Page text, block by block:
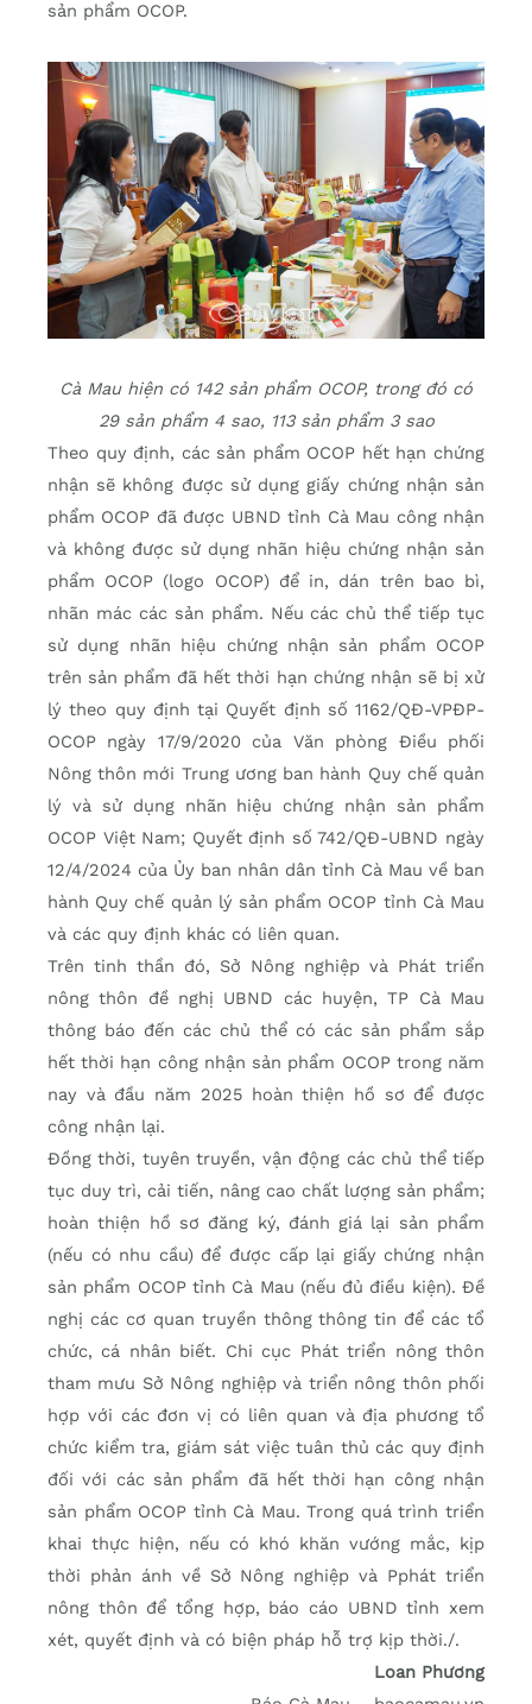
sản phẩm OCOP.
Cà Mau hiện có 142 sản phẩm OCOP, trong đó có
29 sản phẩm 4 sao, 113 sản phẩm 3 sao
Theo quy định, các sản phẩm OCOP hết hạn chứng
nhận sẽ không được sử dụng giấy chứng nhận sản
phẩm OCOP đã được UBND tỉnh Cà Mau công nhận
và không được sử dụng nhãn hiệu chứng nhận sản
phẩm OCOP (logo OCOP) để in, dán trên bao bì,
nhãn mác các sản phẩm. Nếu các chủ thể tiếp tục
sử dụng nhãn hiệu chứng nhận sản phẩm OCOP
trên sản phẩm đã hết thời hạn chứng nhận sẽ bị xử
lý theo quy định tại Quyết định số 1162/QĐ-VPĐP-
OCOP ngày 17/9/2020 của Văn phòng Điều phối
Nông thôn mới Trung ương ban hành Quy chế quản
lý và sử dụng nhãn hiệu chứng nhận sản phẩm
OCOP Việt Nam; Quyết định số 742/QĐ-UBND ngày
12/4/2024 của Ủy ban nhân dân tỉnh Cà Mau về ban
hành Quy chế quản lý sản phẩm OCOP tỉnh Cà Mau
và các quy định khác có liên quan.
Trên tinh thần đó, Sở Nông nghiệp và Phát triển
nông thôn đề nghị UBND các huyện, TP Cà Mau
thông báo đến các chủ thể có các sản phẩm sắp
hết thời hạn công nhận sản phẩm OCOP trong năm
nay và đầu năm 2025 hoàn thiện hồ sơ để được
công nhận lại.
Đồng thời, tuyên truyền, vận động các chủ thể tiếp
tục duy trì, cải tiến, nâng cao chất lượng sản phẩm;
hoàn thiện hồ sơ đăng ký, đánh giá lại sản phẩm
(nếu có nhu cầu) để được cấp lại giấy chứng nhận
sản phẩm OCOP tỉnh Cà Mau (nếu đủ điều kiện). Đề
nghị các cơ quan truyền thông thông tin để các tổ
chức, cá nhân biết. Chi cục Phát triển nông thôn
tham mưu Sở Nông nghiệp và triển nông thôn phối
hợp với các đơn vị có liên quan và địa phương tổ
chức kiểm tra, giám sát việc tuân thủ các quy định
đối với các sản phẩm đã hết thời hạn công nhận
sản phẩm OCOP tỉnh Cà Mau. Trong quá trình triển
khai thực hiện, nếu có khó khăn vướng mắc, kịp
thời phản ánh về Sở Nông nghiệp và Pphát triển
nông thôn để tổng hợp, báo cáo UBND tỉnh xem
xét, quyết định và có biện pháp hỗ trợ kịp thời./.
Loan Phương